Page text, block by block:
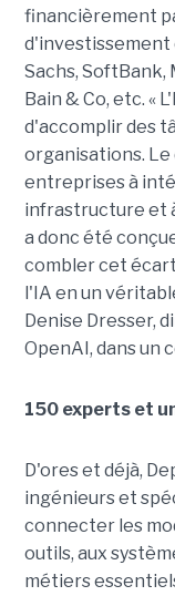
financièrement
d'investissement
Sachs, SoftBank,
Bain & Co, etc. «
d'accomplir des
organisations. Le
entreprises à
infrastructure et
a donc été
combler cet
l'IA en un
Denise Dresser,
OpenAI, dans un
150 experts et
D'ores et déjà,
ingénieurs et
connecter les
outils, aux
métiers